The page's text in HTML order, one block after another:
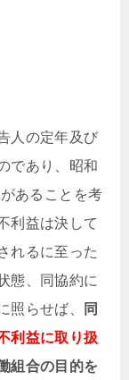
人の定年及び
であり、昭和
あることを考
利益は決して
れるに至った
態、同協約に
照らせば、
同
利益に取り扱
組合の目的を